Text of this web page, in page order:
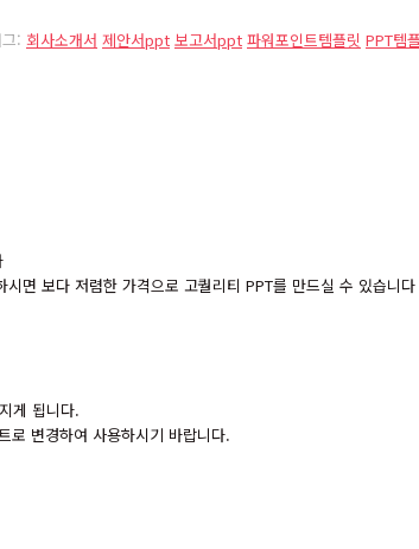
: 회사소개서 제안서ppt 보고서ppt 파워포인트템플릿 PPT템
시면 보다 저렴한 가격으로 고퀄리티 PPT를 만드실 수 있습니다
게 됩니다.
로 변경하여 사용하시기 바랍니다.